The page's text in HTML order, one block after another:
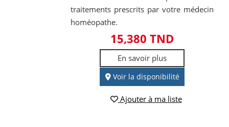
traitements prescrits par votre médecin
homéopathe.
15,380 TND
En savoir plus
Voir la disponibilité
Ajouter à ma liste